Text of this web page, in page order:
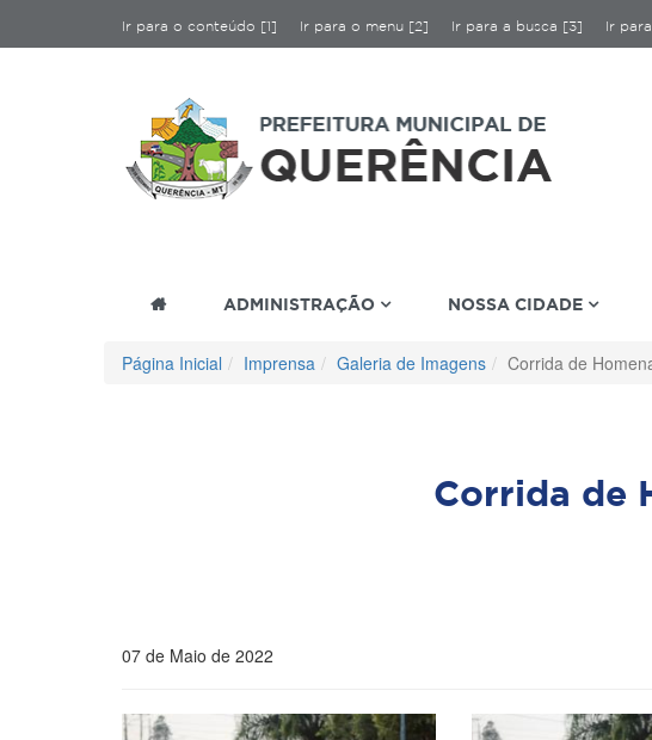
Ir para o conteúdo [1] Ir para o menu [2] Ir para a busca [3] Ir
ADMINISTRAÇÃO NOSSA CIDADE
Página Inicial Imprensa Galeria de Imagens Corrida de
Corrida de
07 de Maio de 2022